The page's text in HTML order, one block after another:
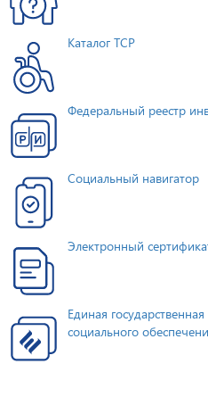
Каталог ТСР
Федеральный реестр
Социальный навигатор
Электронный
Единая
социального